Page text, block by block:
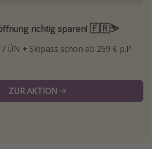
richtig sparen! 🇫🇷⛷️
ÜN + Skipass schon ab 269 € p.P.
ZUR AKTION